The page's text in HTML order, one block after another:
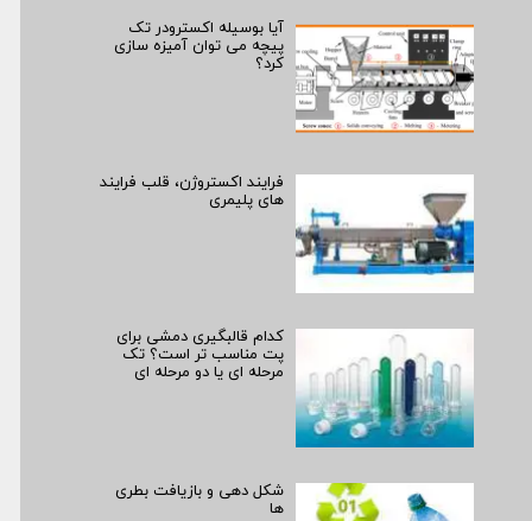
آیا بوسیله اکسترودر تک
پیچه می توان آمیزه سازی
کرد؟
فرایند اکستروژن، قلب فرایند
های پلیمری
کدام قالبگیری دمشی برای
پت مناسب تر است؟ تک
مرحله ای یا دو مرحله ای
شکل دهی و بازیافت بطری
ها